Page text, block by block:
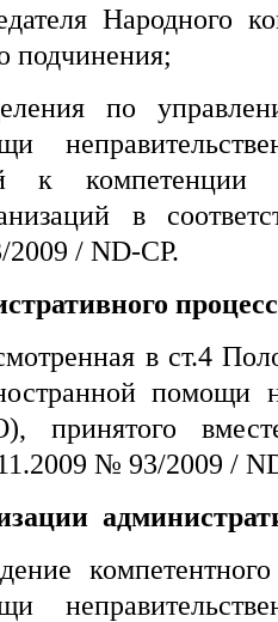
Народного
подчинения;
по
к компетенции
в
/ ND-CP.
в ст.4
помощи
принятого
№ 93/2009 /